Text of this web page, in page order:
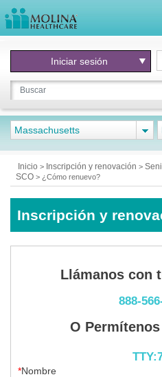
Iniciar sesión
Massachusetts
Inicio > Inscripción y renovación >
SCO > ¿Cómo renuevo?
Inscripción y
Llámanos con
888-
O
*Nombre